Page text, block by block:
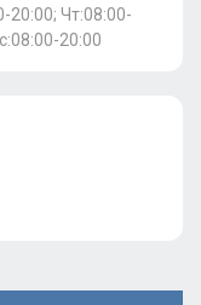
20:00; Чт:08:00-
20:00